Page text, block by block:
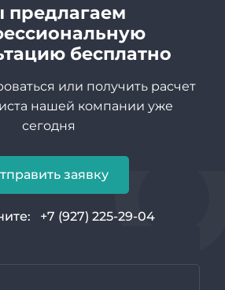
бесплатно
или получить расчет
нашей компании уже
сегодня
заявку
+7 (927) 225-29-04